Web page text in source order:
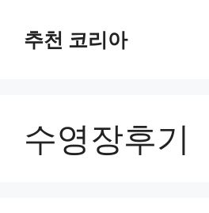
추천 코리아
수영장후기